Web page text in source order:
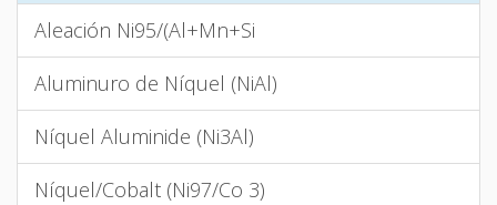
Aleación Ni95/(Al+Mn+Si
Aluminuro de Níquel (NiAl)
Níquel Aluminide (Ni3Al)
Níquel/Cobalt (Ni97/Co 3)